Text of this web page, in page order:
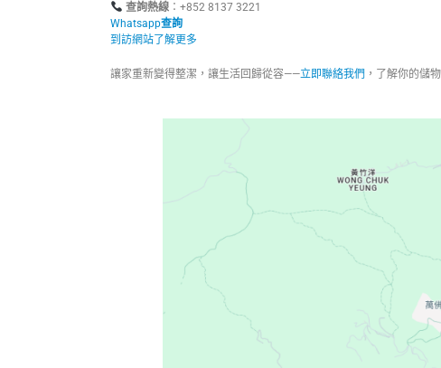
查詢熱線：+852 8137 3221
Whatsapp查詢
到訪網站了解更多
讓家重新變得整潔，讓生活回歸從容——立即聯絡我們 ，了解你的儲